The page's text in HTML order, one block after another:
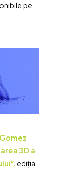
pe
3D a
ediția